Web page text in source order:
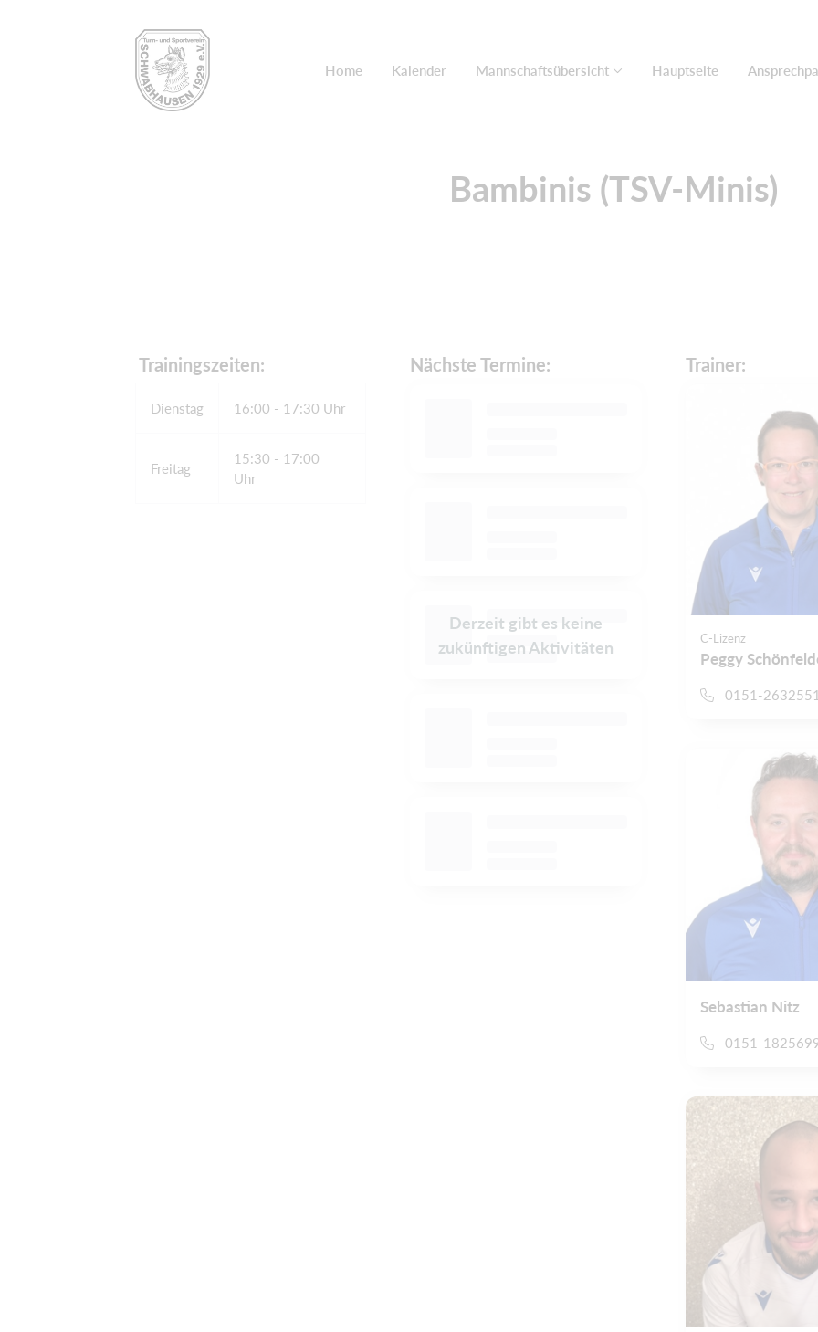
Home Kalender Mannschaftsübersicht Hauptseite
Bambinis (TSV-Minis)
​ Trainingszeiten:
Dienstag 16:00 - 17:30 Uhr
Freitag
15:30 - 17:00
Uhr
Nächste Termine:
Derzeit gibt es keine
zukünftigen Aktivitäten
Trainer:
C-Lizenz
Peggy
0151-
Sebastian Nitz
0151-